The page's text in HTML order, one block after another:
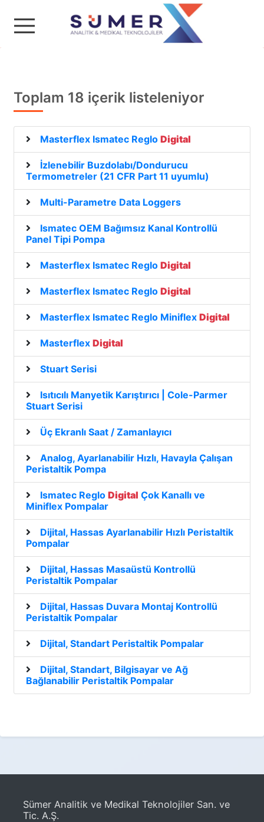
Sümer Analitik &
Toplam 18 içerik listeleniyor
Masterflex Ismatec Reglo Digital
İzlenebilir Buzdolabı/Dondurucu
Termometreler (21 CFR Part 11 uyumlu)
Multi-Parametre Data Loggers
Ismatec OEM Bağımsız Kanal Kontrollü
Panel Tipi Pompa
Masterflex Ismatec Reglo Digital
Masterflex Ismatec Reglo Digital
Masterflex Ismatec Reglo Miniflex Digital
Masterflex Digital
Stuart Serisi
Isıtıcılı Manyetik Karıştırıcı | Cole-Parmer
Stuart Serisi
Üç Ekranlı Saat / Zamanlayıcı
Analog, Ayarlanabilir Hızlı, Havayla Çalışan
Peristaltik Pompa
Ismatec Reglo Digital Çok Kanallı ve
Miniflex Pompalar
Dijital, Hassas Ayarlanabilir Hızlı Peristaltik
Pompalar
Dijital, Hassas Masaüstü Kontrollü
Peristaltik Pompalar
Dijital, Hassas Duvara Montaj Kontrollü
Peristaltik Pompalar
Dijital, Standart Peristaltik Pompalar
Dijital, Standart, Bilgisayar ve Ağ
Bağlanabilir Peristaltik Pompalar
Sümer Analitik ve Medikal Teknolojiler San. ve
Tic. A.Ş.